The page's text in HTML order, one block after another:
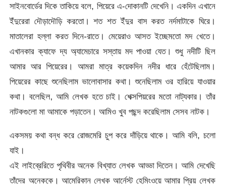
সাইনবোর্ডের দিকে তাকিয়ে বলে, পিয়েরে এ-দোকানটি দেখেনি। একদিন এখানে
ইঁদুরেরা দৌড়াদৌড়ি করতো। শত শত ইঁদুর বাস করত নর্দমাটাকে ঘিরে।
মাতালেরা হল্লা করত দিনে-রাতে। মেয়েরাও আসত ইচ্ছেমতো মদ খেতে।
এখানকার ক্যাফে দ্য অ্যামেচারে সস্তায় মদ পাওয়া যেত। শুধু নদীটি ছিল
আমার আর পিয়েরের। আমরা মাত্র কয়েকদিন নদীর ধারে হেঁটেছিলাম।
পিয়েরের কাছে শুনেছিলাম ভালোবাসার কথা। শুনেছিলাম ওর হারিয়ে যাওয়ার
কথা। বলেছিল, আমি লেখক হতে চাই। শেক্সপিয়রের মতো নাট্যকার। তাঁর
নাটকগুলো মা আমাকে পড়াতেন। আমিও খুব পছন্দ করেছিলাম সেসব নাটক।
একসময় কথা বন্ধ করে রোজমেরি চুপ করে দাঁড়িয়ে থাকে। আমি বলি, চলো
যাই।
এই লাইব্রেরিতে পৃথিবীর অনেক বিখ্যাত লেখক আড্ডা দিতেন। আমি দেখেছি
তাঁদের অনেককে। আমেরিকান লেখক আর্নেস্ট হেমিংওয়ে আমার প্রিয় লেখক